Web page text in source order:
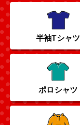
半袖Tシャツ
ポロシャツ